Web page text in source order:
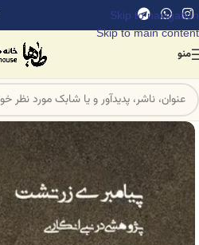
Skip to navigation
Skip to main content
منو